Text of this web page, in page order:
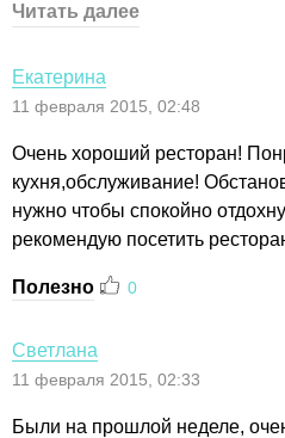
Читать далее
Екатерина
11 февраля 2015, 02:48
Очень хороший ресторан!
кухня,обслуживание!
нужно чтобы спокойно
рекомендую посетить
Полезно 0
Светлана
11 февраля 2015, 02:33
Были на прошлой неделе,